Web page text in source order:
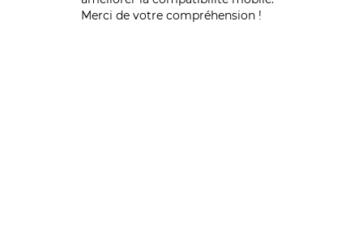
Merci de votre compréhension !